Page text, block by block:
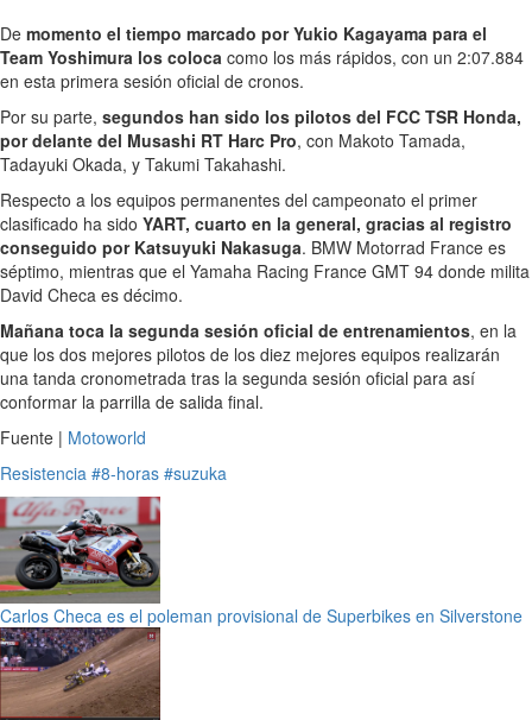
De momento el tiempo marcado por Yukio Kagayama para el
Team Yoshimura los coloca como los más rápidos, con un 2:07.884
en esta primera sesión oficial de cronos.
Por su parte, segundos han sido los pilotos del FCC TSR Honda,
por delante del Musashi RT Harc Pro, con Makoto Tamada,
Tadayuki Okada, y Takumi Takahashi.
Respecto a los equipos permanentes del campeonato el primer
clasificado ha sido YART, cuarto en la general, gracias al registro
conseguido por Katsuyuki Nakasuga. BMW Motorrad France es
séptimo, mientras que el Yamaha Racing France GMT 94 donde milita
David Checa es décimo.
Mañana toca la segunda sesión oficial de entrenamientos, en la
que los dos mejores pilotos de los diez mejores equipos realizarán
una tanda cronometrada tras la segunda sesión oficial para así
conformar la parrilla de salida final.
Fuente | Motoworld
Resistencia #8-horas #suzuka
Carlos Checa es el poleman provisional de Superbikes en Silverstone